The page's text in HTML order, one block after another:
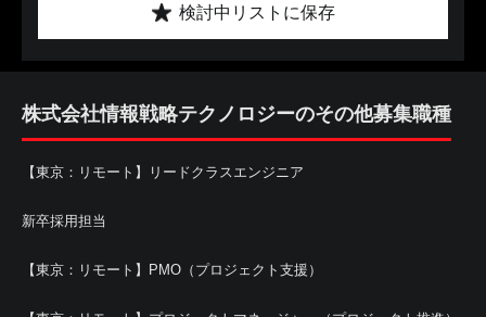
検討中リストに保存
株式会社情報戦略テクノロジーのその他募集職種
【東京：リモート】リードクラスエンジニア
新卒採用担当
【東京：リモート】PMO（プロジェクト支援）